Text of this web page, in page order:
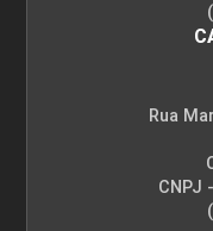
Rua
CNPJ